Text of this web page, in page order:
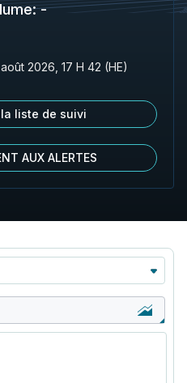
: -
2026, 17 H 42 (HE)
liste de suivi
AUX ALERTES